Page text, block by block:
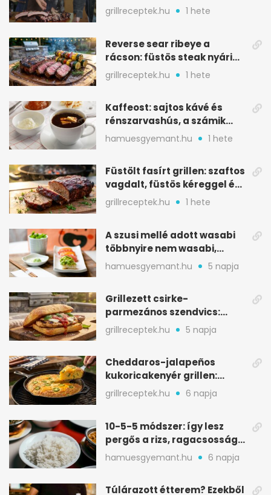
ropogós bark, 6 óra
grillreceptek.hu 1 hete
Reverse sear ribeye a
rácson: füstös steak nyári
tökkebabbal
grillreceptek.hu 1 hete
Kaffeost: sajtos kávé és
rénszarvashús, a számik
melegítő itala
hamuesgyemant.hu 1 hete
Füstölt fasírt grillen: szaftos
vagdalt, füstös kéreggel és
BBQ mázzal
grillreceptek.hu 1 hete
A szusi mellé adott wasabi
többnyire nem wasabi,
hanem fűszerkeverék
hamuesgyemant.hu 5 napja
Grillezett csirke-
parmezános szendvics:
ropogós csirke, olvadó sajt
grillreceptek.hu 5 napja
Cheddaros-jalapeños
kukoricakenyér grillen:
ropogós alj, puha belső
grillreceptek.hu 6 napja
10-5-5 módszer: így lesz
pergős a rizs, ragacsosság
nélkül
hamuesgyemant.hu 6 napja
Túlárazott étterem? Ezekből